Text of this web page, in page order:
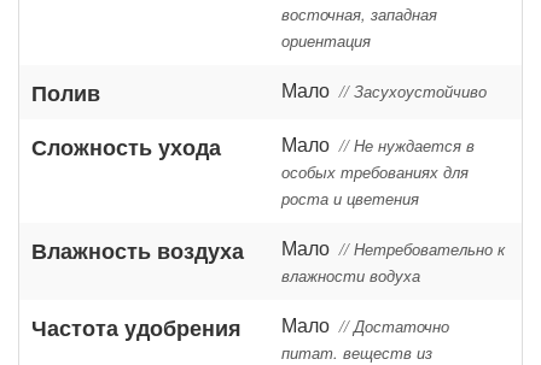
восточная, западная
ориентация
Полив Мало // Засухоустойчиво
Сложность ухода Мало // Не нуждается в
особых требованиях для
роста и цветения
Влажность воздуха Мало // Нетребовательно к
влажности водуха
Частота удобрения Мало // Достаточно
питат. веществ из